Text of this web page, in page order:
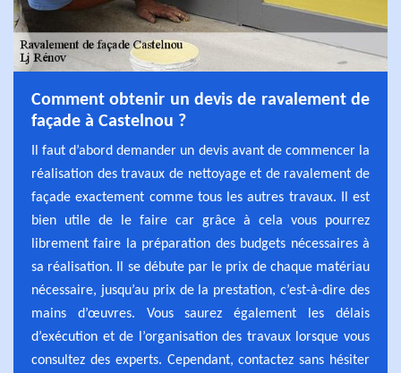
Comment obtenir un devis de ravalement de
façade à Castelnou ?
Il faut d’abord demander un devis avant de commencer la
réalisation des travaux de nettoyage et de ravalement de
façade exactement comme tous les autres travaux. Il est
bien utile de le faire car grâce à cela vous pourrez
librement faire la préparation des budgets nécessaires à
sa réalisation. Il se débute par le prix de chaque matériau
nécessaire, jusqu’au prix de la prestation, c’est-à-dire des
mains d’œuvres. Vous saurez également les délais
d’exécution et de l’organisation des travaux lorsque vous
consultez des experts. Cependant, contactez sans hésiter